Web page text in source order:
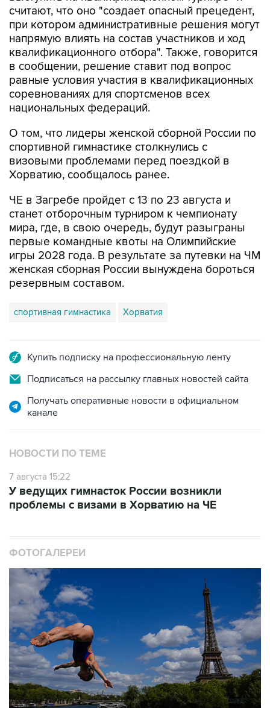
считают, что оно "создает опасный прецедент,
при котором административные решения могут
напрямую влиять на состав участников и ход
квалификационного отбора". Также, говорится
в сообщении, решение ставит под вопрос
равные условия участия в квалификационных
соревнованиях для спортсменов всех
национальных федераций.
О том, что лидеры женской сборной России по
спортивной гимнастике столкнулись с
визовыми проблемами перед поездкой в
Хорватию, сообщалось ранее.
ЧЕ в Загребе пройдет с 13 по 23 августа и
станет отборочным турниром к чемпионату
мира, где, в свою очередь, будут разыграны
первые командные квоты на Олимпийские
игры 2028 года. В результате за путевки на ЧМ
женская сборная России вынуждена бороться
резервным составом.
спортивная гимнастика Хорватия
Купить подписку на профессиональную ленту
Подписаться на рассылку главных новостей сайта
Получать оперативные новости в официальном
канале
НОВОСТИ ПО ТЕМЕ
7 августа 15:22
У ведущих гимнасток России возникли
проблемы с визами в Хорватию на ЧЕ
ФОТОГАЛЕРЕИ